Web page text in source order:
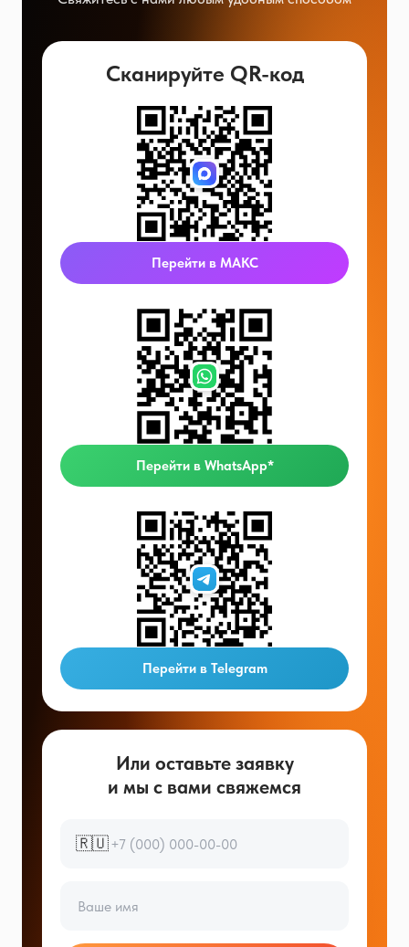
Сканируйте QR-код
Перейти в МАКС
Перейти в WhatsApp*
Перейти в Telegram
Или оставьте заявку
и мы с вами свяжемся
🇷🇺